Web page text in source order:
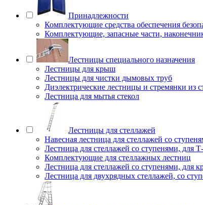
Принадлежности
Комплектующие средства обеспечения
Комплектующие, запасные части,
Лестницы специального назначения
Лестницы для крыш
Лестницы для чистки дымовых труб
Диэлектрические лестницы и стремянки из
Лестница для мытья стекол
Лестницы для стеллажей
Навесная лестница для стеллажей со
Лестница для стеллажей со ступенями, для
Комплектующие для стеллажных лестниц
Лестница для стеллажей со ступенями, для
Лестница для двухрядных стеллажей, со